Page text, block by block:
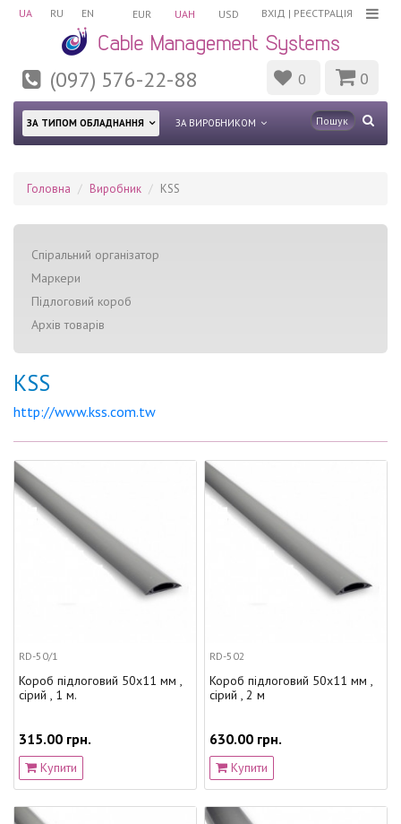
UA RU EN ВХІД | РЕЄСТРАЦІЯ
EUR UAH USD
(097) 576-22-88 0 0
ЗА ТИПОМ ОБЛАДНАННЯ ЗА ВИРОБНИКОМ
Головна Виробник KSS
Спіральний організатор
Маркери
Підлоговий короб
Архів товарів
KSS
http://www.kss.com.tw
RD-50/1
Короб підлоговий 50x11 мм ,
сірий , 1 м.
315.00 грн.
Купити
RD-502
Короб підлоговий 50x11 мм ,
сірий , 2 м
630.00 грн.
Купити